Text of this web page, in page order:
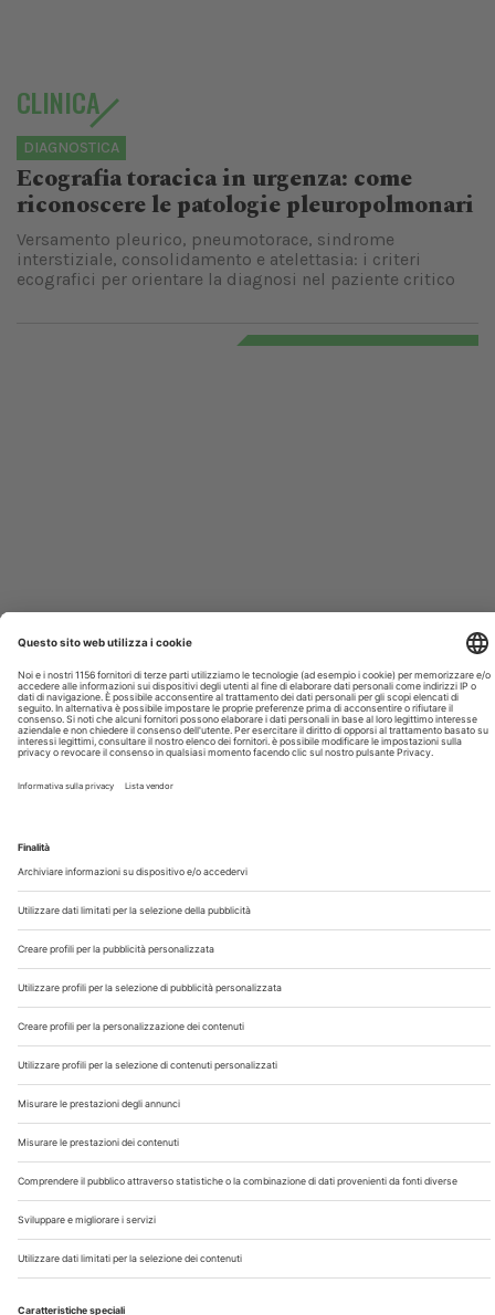
CLINICA
DIAGNOSTICA
Ecografia toracica in urgenza: come
riconoscere le patologie pleuropolmonari
Versamento pleurico, pneumotorace, sindrome
interstiziale, consolidamento e atelettasia: i criteri
ecografici per orientare la diagnosi nel paziente critico
CRONACA
SICUREZZA ALIMENTARE
rischio non trascurabile
dell'ISS, Umberto Agrimi, fa chiarezza sui rischi
microbiologici legati al consumo di formaggi da latte
non pastorizzato, illustrando le nuove linee...
A cura diRedazione Vet33